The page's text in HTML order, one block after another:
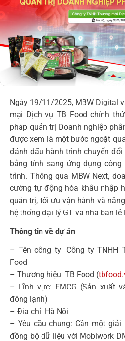
Ngày 19/11/2025, MBW Digital
mại Dịch vụ TB Food chính
pháp quản trị Doanh nghiệp
được xem là một bước ngoặt
đánh dấu hành trình chuyển
bảng tính sang ứng dụng
trình. Thông qua MBW Next,
cường tự động hóa khâu nhập
quản trị, tối ưu vận hành và
hệ thống đại lý GT và nhà bán
Thông tin về dự án
– Tên công ty: Công ty TNHH
Food
– Thương hiệu: TB Food (
– Lĩnh vực: FMCG (Sản xuất
đông lạnh)
– Địa chỉ: Hà Nội
– Yêu cầu chung: Cần một giải
đồng bộ dữ liệu với Mobiwork